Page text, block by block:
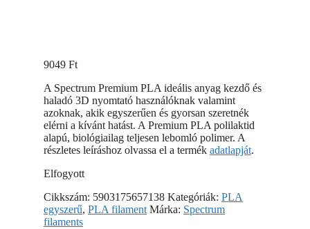
9049 Ft
A Spectrum Premium PLA ideális anyag kezdő és
haladó 3D nyomtató használóknak valamint
azoknak, akik egyszerűen és gyorsan szeretnék
elérni a kívánt hatást. A Premium PLA polilaktid
alapú, biológiailag teljesen lebomló polimer. A
részletes leíráshoz olvassa el a termék adatlapját.
Elfogyott
Cikkszám: 5903175657138 Kategóriák: PLA
egyszerű, PLA filament Márka: Spectrum
filaments